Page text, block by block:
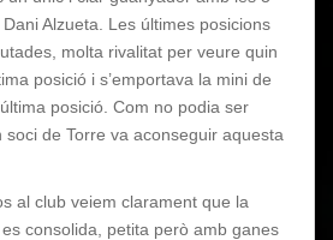
DaniAlzueta . Les últimes posicions
molta rivalitat per veure quin
posició i s’emportava la mini de
posició. Com no podia ser
soci de Torre va aconseguir aquesta
al club veiem clarament que la
consolida, petita però amb ganes